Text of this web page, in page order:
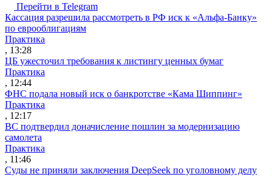
Перейти в Telegram
Кассация разрешила рассмотреть в РФ иск к «Альфа-Банку»
по еврооблигациям
Практика
, 13:28
ЦБ ужесточил требования к листингу ценных бумаг
Практика
, 12:44
ФНС подала новый иск о банкротстве «Кама Шиппинг»
Практика
, 12:17
ВС подтвердил доначисление пошлин за модернизацию
самолета
Практика
, 11:46
Суды не приняли заключения DeepSeek по уголовному делу